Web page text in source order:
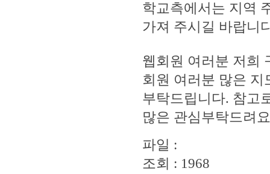
학교측에서는 지역
가져 주시길 바랍니
웹회원 여러분 저희
회원 여러분 많은
부탁드립니다. 참고
많은 관심부탁드려
파일 :
조회 : 1968